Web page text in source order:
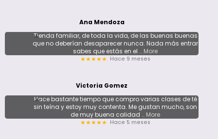
Ana Mendoza
Tienda familiar, de toda la vida, de las buenas buenas
que no deberían desaparecer nunca. Nada más entrar
sabes que estás en el … More
★★★★★ Hace 9 meses
Victoria Gomez
Hace bastante tiempo que compro varias clases de té
sin teína y estoy muy contenta. Me gustan mucho, son
de muy buena calidad … More
★★★★★ Hace 5 meses